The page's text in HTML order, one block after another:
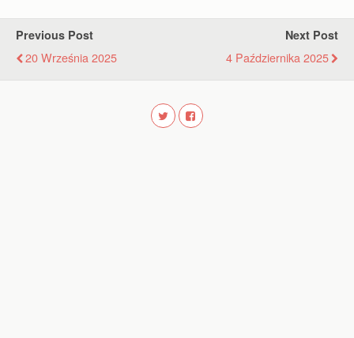
Previous Post
20 Września 2025
Next Post
4 Października 2025